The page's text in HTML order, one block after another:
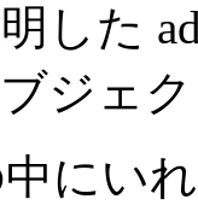
した
ジェ
中にい